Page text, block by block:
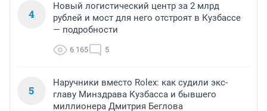
4
Новый логистический центр за 2 млрд
рублей и мост для него отстроят в Кузбассе
— подробности
6 165 5
5
Наручники вместо Rolex: как судили экс-
главу Минздрава Кузбасса и бывшего
миллионера Дмитрия Беглова